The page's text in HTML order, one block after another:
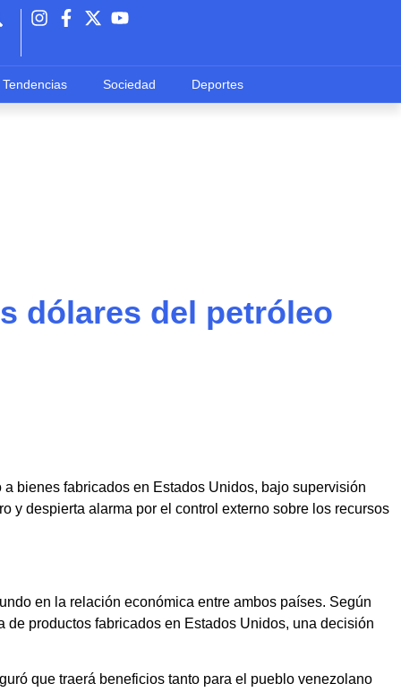
Tendencias Sociedad Deportes
dólares del petróleo
bienes fabricados en Estados Unidos, bajo supervisión
y despierta alarma por el control externo sobre los recursos
en la relación económica entre ambos países. Según
productos fabricados en Estados Unidos, una decisión
que traerá beneficios tanto para el pueblo venezolano